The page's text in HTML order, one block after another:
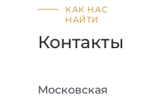
КАК НАС
НАЙТИ
Контакты
Московская